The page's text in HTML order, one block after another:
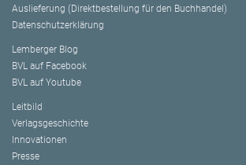
Auslieferung (Direktbestellung für den Buchhandel)
Datenschutzerklärung
Lemberger Blog
BVL auf Facebook
BVL auf Youtube
Leitbild
Verlagsgeschichte
Innovationen
Presse